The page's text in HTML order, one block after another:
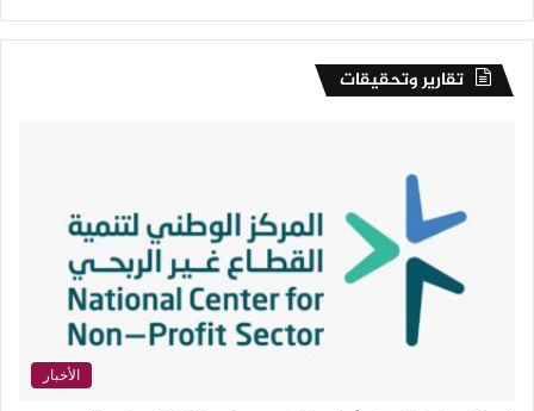
تقارير وتحقيقات
الأخبار